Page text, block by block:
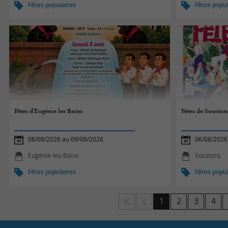
Fêtes populaires Fêtes
Fêtes d'Eugénie les Bains
06/08/2026 au 09/08/2026
Eugénie-les-Bains
Fêtes populaires
Fêtes de
06/08/
Soustons
Fêtes
1 2 3 4